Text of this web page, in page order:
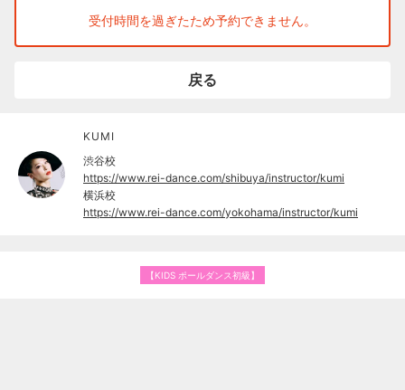
受付時間を過ぎたため予約できません。
戻る
KUMI
渋谷校
https://www.rei-dance.com/shibuya/instructor/kumi
横浜校
https://www.rei-dance.com/yokohama/instructor/kumi
【KIDS ポールダンス初級】